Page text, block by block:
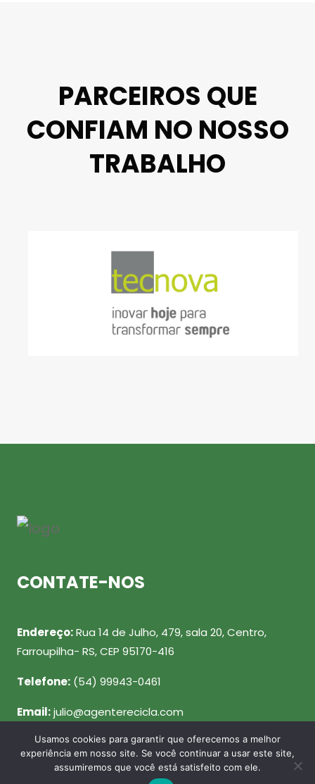
PARCEIROS QUE
CONFIAM NO NOSSO
TRABALHO
CONTATE-NOS
Endereço:Rua 14 de Julho, 479, sala 20, Centro,
Farroupilha- RS, CEP 95170-416
Telefone: (54) 99943-0461
Email:julio@agenterecicla.com
REDES SOCIAIS
Usamos cookies para garantir que oferecemos a melhor
experiência em nosso site. Se você continuar a usar este site,
assumiremos que você está satisfeito com ele.